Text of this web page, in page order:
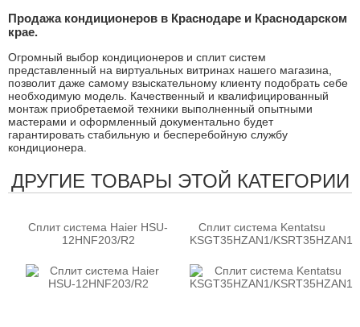
Продажа кондиционеров в Краснодаре и Краснодарском
крае.
Огромный выбор кондиционеров и сплит систем
представленный на виртуальных витринах нашего магазина,
позволит даже самому взыскательному клиенту подобрать себе
необходимую модель. Качественный и квалифицированный
монтаж приобретаемой техники выполненный опытными
мастерами и оформленный документально будет
гарантировать стабильную и бесперебойную службу
кондиционера.
ДРУГИЕ ТОВАРЫ ЭТОЙ КАТЕГОРИИ
Сплит система Haier HSU-
12HNF203/R2
Сплит система Kentatsu
KSGT35HZAN1/KSRT35HZAN1